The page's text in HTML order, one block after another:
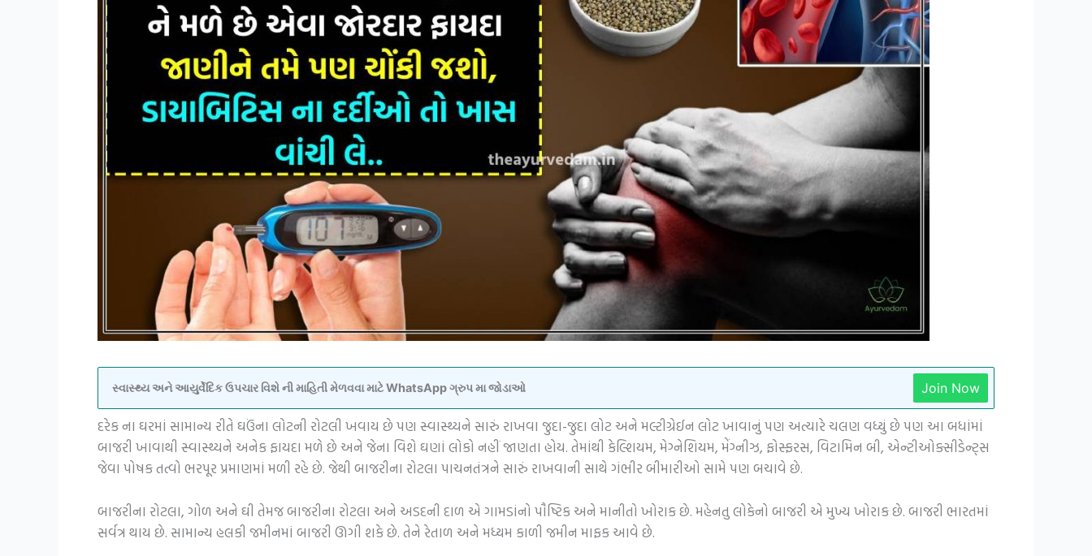
સ્વાસ્થ્ય અને આયુર્વેદિક ઉપચાર વિશે ની માહિતી મેળવવા માટે WhatsApp ગ્રુપ મા જોડાઓ Join Now
દરેક ના ઘરમાં સામાન્ય રીતે ઘઉંના લોટની રોટલી ખવાય છે પણ સ્વાસ્થ્યને સારું રાખવા જુદા-જુદા લોટ અને મલ્ટીગ્રેઈન લોટ ખાવાનું પણ અત્યારે ચલણ વધ્યું છે પણ આ બધાંમાં
બાજરી ખાવાથી સ્વાસ્થ્યને અનેક ફાયદા મળે છે અને જેના વિશે ઘણાં લોકો નહીં જાણતા હોય. તેમાંથી કેલ્શિયમ, મેગ્નેશિયમ, મેંગ્નીઝ, ફોસ્ફરસ, વિટામિન બી, એન્ટીઓક્સીડેન્ટ્સ
જેવા પોષક તત્વો ભરપૂર પ્રમાણમાં મળી રહે છે. જેથી બાજરીના રોટલા પાચનતંત્રને સારું રાખવાની સાથે ગંભીર બીમારીઓ સામે પણ બચાવે છે.
બાજરીના રોટલા, ગોળ અને ઘી તેમજ બાજરીના રોટલા અને અડદની દાળ એ ગામડાંનો પૌષ્ટિક અને માનીતો ખોરાક છે. મહેનતુ લોકેનો બાજરી એ મુખ્ય ખોરાક છે. બાજરી ભારતમાં
સર્વત્ર થાય છે. સામાન્ય હલકી જમીનમાં બાજરી ઊગી શકે છે. તેને રેતાળ અને મધ્યમ કાળી જમીન માફક આવે છે.